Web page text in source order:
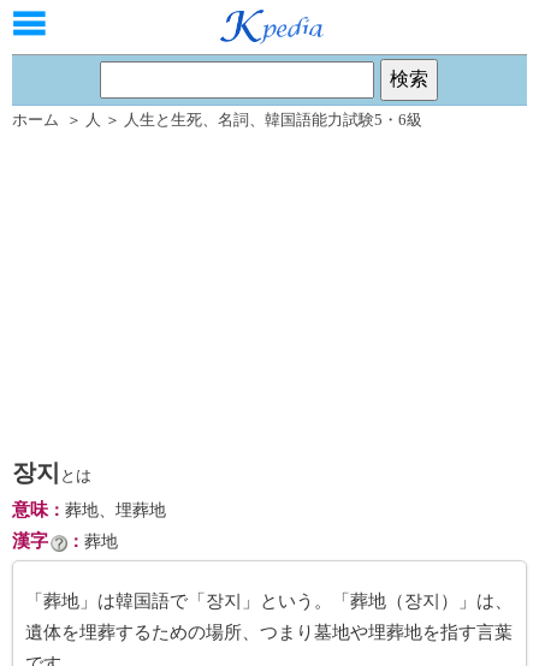
ホーム ＞ 人 ＞ 人生と生死、 名詞 、 韓国語能力試験5・6級
장지 とは
意味： 葬地、埋葬地
漢字 ： 葬地
「葬地」は韓国語で「장지」という。「葬地（장지）」は、
遺体を埋葬するための場所、つまり墓地や埋葬地を指す言葉